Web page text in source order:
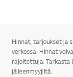
Hinnat, tarjoukset ja
verkossa. Hinnat
rajoitettuja. Tarkasta
jälleenmyyjiltä.